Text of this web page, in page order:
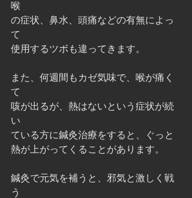
喉
の症状、鼻水、頭痛などの有無によっ
て
使用するツボも違ってきます。
また、何週間もカゼ気味で、喉が痛く
て
咳が出るが、熱はないという症状が続
い
ている方に鍼灸治療をすると、ぐっと
熱が上がってくることがあります。
鍼灸で元気を補うと、邪気と激しく戦
う